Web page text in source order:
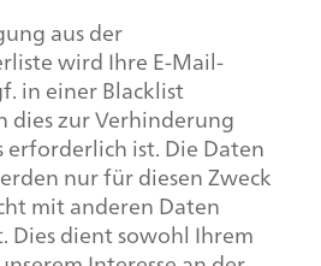
aus der
wird Ihre E-Mail-
in einer Blacklist
dies zur Verhinderung
ist. Die Daten
nur für diesen Zweck
mit anderen Daten
Dies dient sowohl Ihrem